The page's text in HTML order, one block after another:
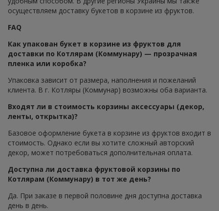
осуществляем доставку букетов в корзине из фруктов.
FAQ
Как упакован букет в корзине из фруктов для
доставки по Котлярам (Коммунару) — прозрачная
пленка или коробка?
Упаковка зависит от размера, наполнения и пожеланий
клиента. В г. Котляры (Коммунар) возможны оба варианта.
Входят ли в стоимость корзины аксессуары (декор,
ленты, открытка)?
Базовое оформление букета в корзине из фруктов входит в
стоимость. Однако если вы хотите сложный авторский
декор, может потребоваться дополнительная оплата.
Доступна ли доставка фруктовой корзины по
Котлярам (Коммунару) в тот же день?
Да. При заказе в первой половине дня доступна доставка
день в день.